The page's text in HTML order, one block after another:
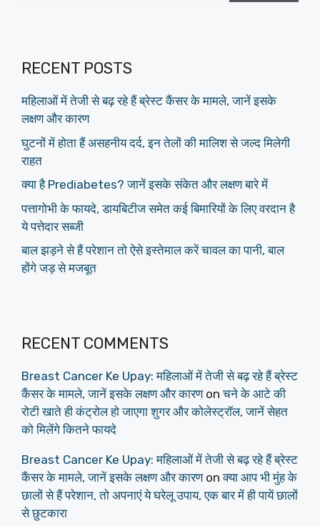
RECENT POSTS
महिलाओं में तेजी से बढ़ रहे हैं ब्रेस्ट कैंसर के मामले, जानें इसके
लक्षण और कारण
घुटनों में होता हैं असहनीय दर्द, इन तेलों की मालिश से जल्द मिलेगी
राहत
क्या है Prediabetes? जानें इसके संकेत और लक्षण बारे में
पत्तागोभी के फायदे, डायबिटीज समेत कई बिमारियों के लिए वरदान है
ये पत्तेदार सब्जी
बाल झड़ने से हैं परेशान तो ऐसे इस्तेमाल करें चावल का पानी, बाल
होंगे जड़ से मजबूत
RECENT COMMENTS
Breast Cancer Ke Upay: महिलाओं में तेजी से बढ़ रहे हैं ब्रेस्ट
कैंसर के मामले, जानें इसके लक्षण और कारणonचने के आटे की
रोटी खाते ही कंट्रोल हो जाएगा शुगर और कोलेस्ट्रॉल, जानें सेहत
को मिलेंगे कितने फायदे
Breast Cancer Ke Upay: महिलाओं में तेजी से बढ़ रहे हैं ब्रेस्ट
कैंसर के मामले, जानें इसके लक्षण और कारणonक्या आप भी मुंह के
छालों से हैं परेशान, तो अपनाएं ये घरेलू उपाय, एक बार में ही पायें छालों
से छुटकारा